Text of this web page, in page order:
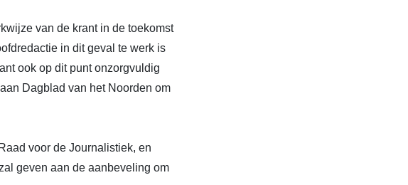
van de krant in de toekomst
in dit geval te werk is
ook op dit punt onzorgvuldig
Dagblad van het Noorden om
voor de Journalistiek, en
geven aan de aanbeveling om